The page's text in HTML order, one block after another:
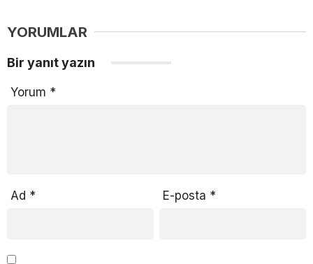
YORUMLAR
Bir yanıt yazın
Yorum *
Ad * E-posta *